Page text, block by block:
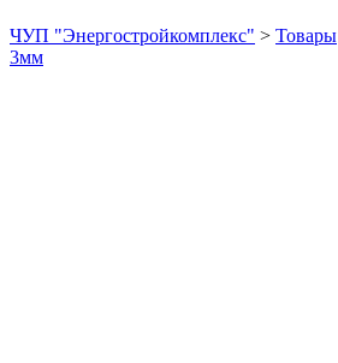
ЧУП "Энергостройкомплекс" > Товары
3мм